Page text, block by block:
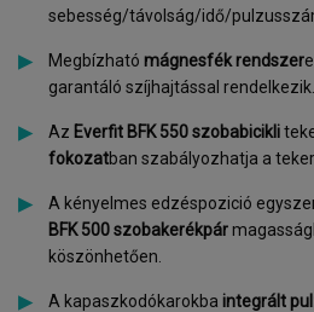
sebesség/távolság/idő/
Megbízható mágnesfék rendszer
garantáló szíjhajtással rendelkezik.
Az Everfit BFK 550 szobabicikli
fokozatban szabályozhatja a
A kényelmes edzéspozició
BFK 500 szobakerékpár
köszönhetően.
A kapaszkodókarokba integrált